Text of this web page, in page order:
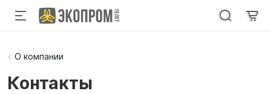
О компании
Контакты